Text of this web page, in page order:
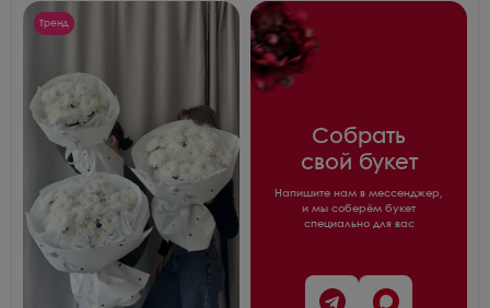
Тренд
Собрать
свой букет
Напишите нам в мессенджер,
и мы соберём букет
специально для вас